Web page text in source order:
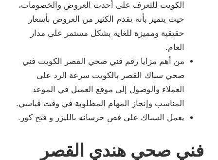
الكويت للتعرف على أحدث العروض والخصومات،
حيث يتميز بأنه يقدم الكثير من العروض بأسعار
حقيقية ومميزة للغاية بشكل مستمر على مدار
العام.
من أهم مزايا رقم فني صحي القصر الكويت فني
صحي سباك القصر بالكويت سرعة الرد على
العملاء والوصول إلى موقع العميل في الموعد
المناسب وإنجاز المهام المطلوبة في وقت قياسي.
يعمل السباك على فص حرسانه بالليزر و فتح كور.
فني صحي هندي القصر